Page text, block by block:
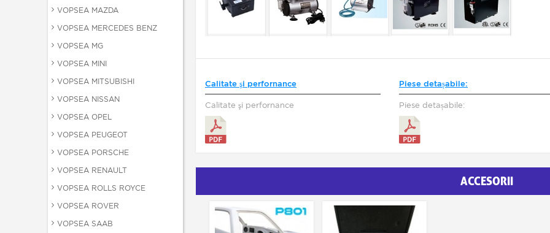
VOPSEA MAZDA
VOPSEA MERCEDES BENZ
VOPSEA MG
VOPSEA MINI
VOPSEA MITSUBISHI
VOPSEA NISSAN
VOPSEA OPEL
VOPSEA PEUGEOT
VOPSEA PORSCHE
VOPSEA RENAULT
VOPSEA ROLLS ROYCE
VOPSEA ROVER
VOPSEA SAAB
Calitate şi perfornance
Calitate şi perfornance
Piese detașabile:
Piese detașabile:
ACCESORII